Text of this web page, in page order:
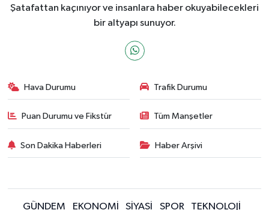
Şatafattan kaçınıyor ve insanlara haber okuyabilecekleri
bir altyapı sunuyor.
Hava Durumu Trafik Durumu
Puan Durumu ve Fikstür Tüm Manşetler
Son Dakika Haberleri Haber Arşivi
GÜNDEM EKONOMİ SİYASİ SPOR TEKNOLOJİ